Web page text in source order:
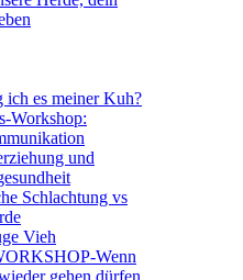
ich es meiner Kuh?
Workshop:
und
Schlachtung vs
Vieh
Wenn
gehen dürfen